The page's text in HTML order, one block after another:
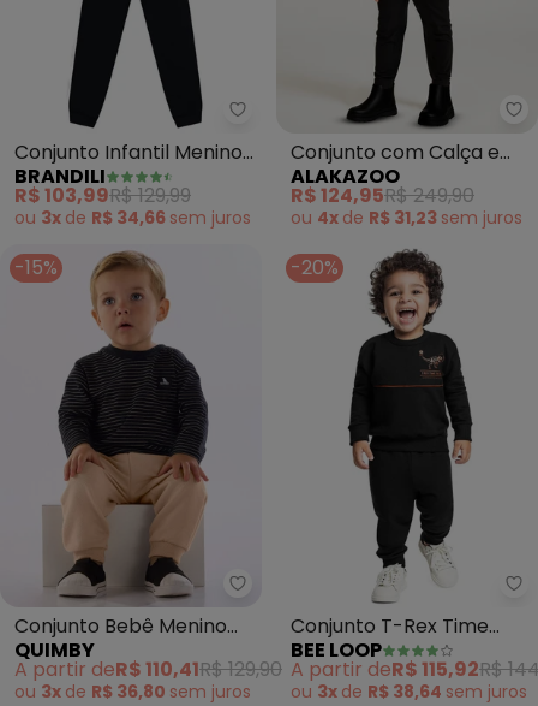
Brandili - Conjunto Infantil
Conjunto Infantil Menino
Gamer (Preto)
BRANDILI
R$ 103,99R$ 129,99
ou 3x de R$ 34,66 sem juros
Conjunto com Calça e
Jaqueta com Capuz
(Preto)
ALAKAZOO
R$ 124,95R$ 249,90
ou 4x de R$ 31,23 sem juros
-15%
Quimby - Conjunto Bebê
Conjunto Bebê Menino
Camiseta Calça Preto
QUIMBY
A partir deR$ 110,41R$ 129,90
ou 3x de R$ 36,80 sem juros
-20%
Conjunto T-Rex Time
Infantil Preto
BEE LOOP
A partir deR$ 115,92R$
ou 3x de R$ 38,64 sem juros